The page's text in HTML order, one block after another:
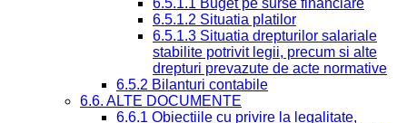
6.5.1.1 Buget pe surse financiare
6.5.1.2 Situatia platilor
6.5.1.3 Situatia drepturilor salariale
stabilite potrivit legii, precum si alte
drepturi prevazute de acte normative
6.5.2 Bilanturi contabile
6.6. ALTE DOCUMENTE
6.6.1 Obiecțiile cu privire la legalitate,